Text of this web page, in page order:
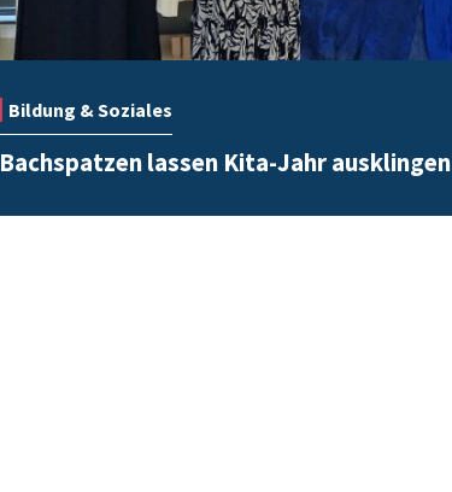
Bildung & Soziales
Bachspatzen lassen Kita-Jahr ausklingen